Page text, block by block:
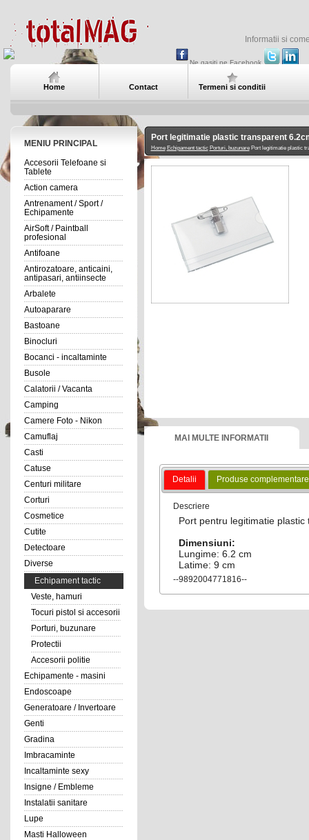
Informatii si
Ne gasiti pe Facebook
Home Contact Termeni si conditii
MENIU PRINCIPAL
Accesorii Telefoane si
Tablete
Action camera
Antrenament / Sport /
Echipamente
AirSoft / Paintball
profesional
Antifoane
Antirozatoare, anticaini,
antipasari, antiinsecte
Arbalete
Autoaparare
Bastoane
Binocluri
Bocanci - incaltaminte
Busole
Calatorii / Vacanta
Camping
Camere Foto - Nikon
Camuflaj
Casti
Catuse
Centuri militare
Corturi
Cosmetice
Cutite
Detectoare
Diverse
Echipament tactic
Veste, hamuri
Tocuri pistol si accesorii
Porturi, buzunare
Protectii
Accesorii politie
Echipamente - masini
Endoscoape
Generatoare / Invertoare
Genti
Gradina
Imbracaminte
Incaltaminte sexy
Insigne / Embleme
Instalatii sanitare
Lupe
Masti Halloween
Port legitimatie plastic transparent
Home Echipament tactic Porturi, buzunarePort legitimatie plastic
MAI MULTE INFORMATII
Detalii Produse complementare
Descriere
Port pentru legitimatie plastic
Dimensiuni:
Lungime: 6.2 cm
Latime: 9 cm
--9892004771816--